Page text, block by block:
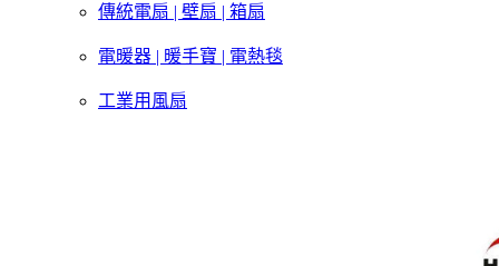
傳統電扇 | 壁扇 | 箱扇
電暖器 | 暖手寶 | 電熱毯
工業用風扇